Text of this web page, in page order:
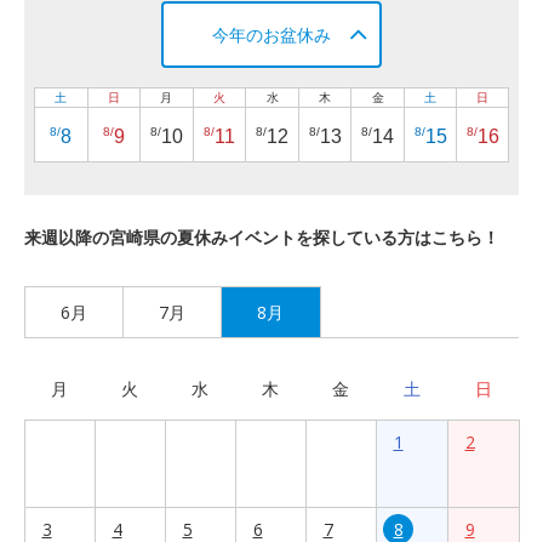
今年のお盆休み
土
8/8
日
8/9
月
8/10
火
8/11
水
8/12
木
8/13
金
8/14
土
8/15
日
8/16
来週以降の宮崎県の夏休みイベントを探している方はこちら！
6月 7月 8月
月 火 水 木 金 土 日
1 2
3 4 5 6 7 8 9